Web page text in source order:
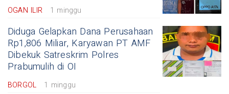
OGAN ILIR 1 minggu
Diduga Gelapkan Dana Perusahaan
Rp1,806 Miliar, Karyawan PT AMF
Dibekuk Satreskrim Polres
Prabumulih di OI
BORGOL 1 minggu